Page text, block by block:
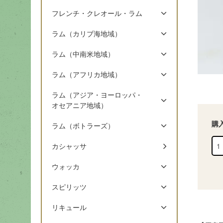
購
フレンチ・クレオール・ラム
ラム（カリブ海地域）
ラム（中南米地域）
ラム（アフリカ地域）
ラム（アジア・ヨーロッパ・
オセアニア地域）
ラム（ボトラーズ）
カシャッサ
ウォッカ
スピリッツ
リキュール